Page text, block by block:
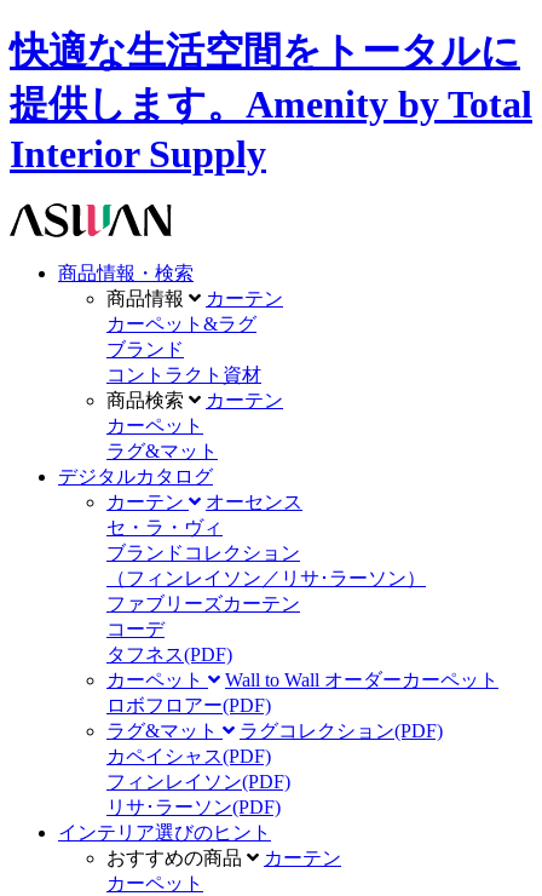
快適な生活空間をトータルに
提供します。Amenity by Total
Interior Supply
商品情報・検索
商品情報
カーテン
カーペット&ラグ
ブランド
コントラクト資材
商品検索
カーテン
カーペット
ラグ&マット
デジタルカタログ
カーテン
オーセンス
セ・ラ・ヴィ
ブランドコレクション
（フィンレイソン／リサ･ラーソン）
ファブリーズカーテン
コーデ
タフネス(PDF)
カーペット
Wall to Wall オーダーカーペット
ロボフロアー(PDF)
ラグ&マット
ラグコレクション(PDF)
カペイシャス(PDF)
フィンレイソン(PDF)
リサ･ラーソン(PDF)
インテリア選びのヒント
おすすめの商品
カーテン
カーペット